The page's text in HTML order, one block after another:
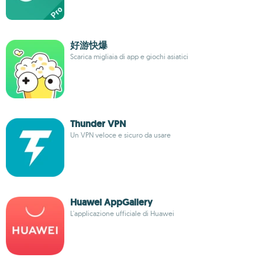
好游快爆
Scarica migliaia di app e giochi asiatici
Thunder VPN
Un VPN veloce e sicuro da usare
Huawei AppGallery
L'applicazione ufficiale di Huawei